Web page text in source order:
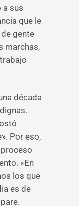
a sus
que le
gente
marchas,
década
Por eso,
«En
los que
es de